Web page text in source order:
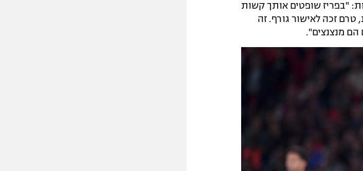
"בפריז שופטים אותך קשות
שבלייה, אחרי 11 מחזורים ו-14 הופעות, טרם זכה לאישור גורף. זה
הם מנצנצים".